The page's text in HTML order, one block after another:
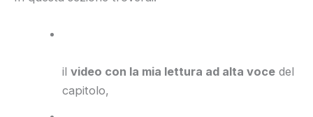
ilvideo con la mia lettura ad alta voce del
capitolo,